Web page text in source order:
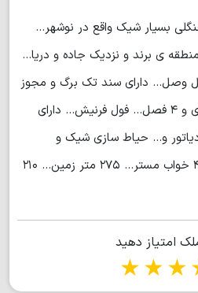
جنگلی بسیار شیک واقع در نوشهر...
ی برند و نزدیک جاده و دریا...
وصل... دارای سند تک برگ و مجوز
ساخت... دارای استخر حرفه ای و ۴ فصل... فول فرنیش... دارای
و... حیاط سازی شیک و
سرسبز... ویوی فوق العاده... ۴ خواب مستر... ۲۷۵ متر زمین... ۲۱۰
امتیاز دهید
5
4 stars
3 stars
2 stars